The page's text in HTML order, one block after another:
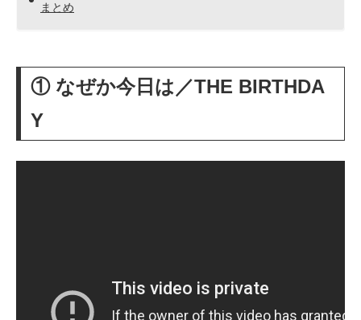
まとめ
① なぜか今日は／THE BIRTHDA
Y